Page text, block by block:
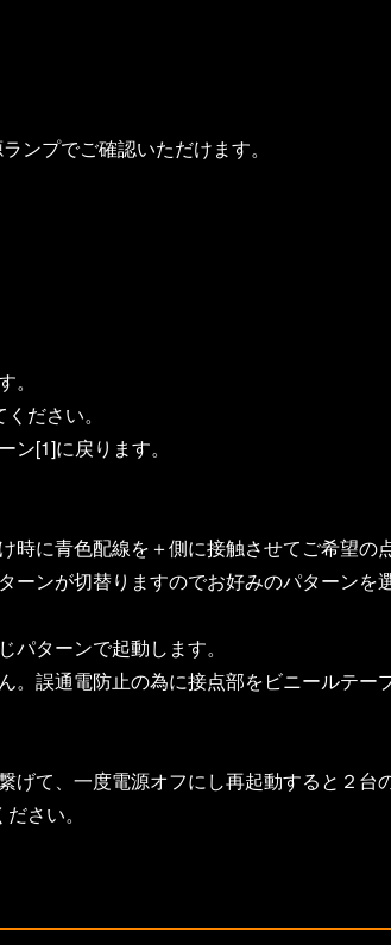
ンプでご確認いただけます。
ださい。
[1]に戻ります。
に青色配線を＋側に接触させてご希望の
ンが切替りますのでお好みのパターンを
ターンで起動します。
誤通電防止の為に接点部をビニールテー
て、一度電源オフにし再起動すると２台
さい。